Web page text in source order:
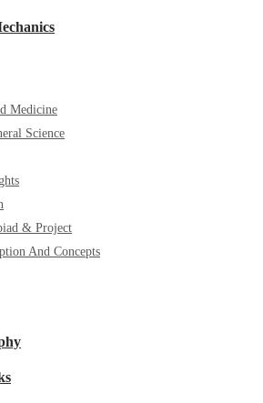
Medicine
Science
& Project
And Concepts